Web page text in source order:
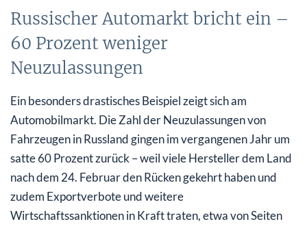
Russischer Automarkt bricht ein –
60 Prozent weniger
Neuzulassungen
Ein besonders drastisches Beispiel zeigt sich am
Automobilmarkt. Die Zahl der Neuzulassungen von
Fahrzeugen in Russland gingen im vergangenen Jahr um
satte 60 Prozent zurück – weil viele Hersteller dem Land
nach dem 24. Februar den Rücken gekehrt haben und
zudem Exportverbote und weitere
Wirtschaftssanktionen in Kraft traten, etwa von Seiten